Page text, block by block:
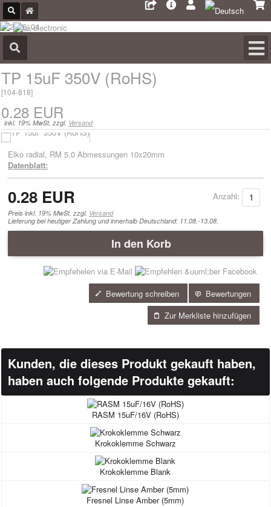
TP 15uF 350V (RoHS)
[104-818]
0.28 EUR
inkl. 19% MwSt. zzgl. Versand
Elko radial, RM 5,0 Abmessungen 10x20mm
Datenblatt:
Anzahl:
0.28 EUR
Preis inkl. 19% MwSt. zzgl. Versand
Lieferung bei heutiger Zahlung und innerhalb Deutschland: 11.08.-13.08.
In den Korb
Bewertungen
Bewertung schreiben
Zur Merkliste hinzufügen
Kunden, die dieses Produkt gekauft haben,
haben auch folgende Produkte gekauft:
RASM 15uF/16V (RoHS)
Krokoklemme Schwarz
Krokoklemme Blank
Fresnel Linse Amber (5mm)